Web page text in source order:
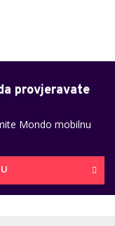
provjeravate
Mondo mobilnu